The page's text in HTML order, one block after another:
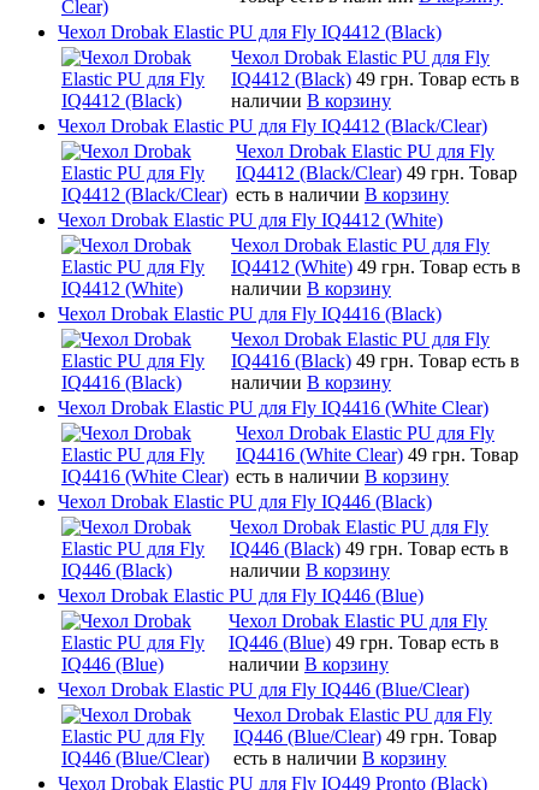
Чехол Drobak Elastic PU для Fly IQ4412 (Black)
Чехол Drobak Elastic PU для Fly
IQ4412 (Black) 49 грн. Товар есть в
наличии В корзину
Чехол Drobak Elastic PU для Fly IQ4412 (Black/Clear)
Чехол Drobak Elastic PU для Fly
IQ4412 (Black/Clear) 49 грн. Товар
есть в наличии В корзину
Чехол Drobak Elastic PU для Fly IQ4412 (White)
Чехол Drobak Elastic PU для Fly
IQ4412 (White) 49 грн. Товар есть в
наличии В корзину
Чехол Drobak Elastic PU для Fly IQ4416 (Black)
Чехол Drobak Elastic PU для Fly
IQ4416 (Black) 49 грн. Товар есть в
наличии В корзину
Чехол Drobak Elastic PU для Fly IQ4416 (White Clear)
Чехол Drobak Elastic PU для Fly
IQ4416 (White Clear) 49 грн. Товар
есть в наличии В корзину
Чехол Drobak Elastic PU для Fly IQ446 (Black)
Чехол Drobak Elastic PU для Fly
IQ446 (Black) 49 грн. Товар есть в
наличии В корзину
Чехол Drobak Elastic PU для Fly IQ446 (Blue)
Чехол Drobak Elastic PU для Fly
IQ446 (Blue) 49 грн. Товар есть в
наличии В корзину
Чехол Drobak Elastic PU для Fly IQ446 (Blue/Сlear)
Чехол Drobak Elastic PU для Fly
IQ446 (Blue/Сlear) 49 грн. Товар
есть в наличии В корзину
Чехол Drobak Elastic PU для Fly IQ449 Pronto (Black)